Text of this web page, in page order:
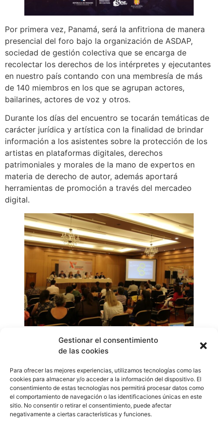
Gestionar el consentimiento
de las cookies
Para ofrecer las mejores experiencias, utilizamos tecnologías como las
cookies para almacenar y/o acceder a la información del dispositivo. El
consentimiento de estas tecnologías nos permitirá procesar datos como
el comportamiento de navegación o las identificaciones únicas en este
sitio. No consentir o retirar el consentimiento, puede afectar
negativamente a ciertas características y funciones.
Por primera vez, Panamá, será la anfitriona de manera
presencial del foro bajo la organización de ASDAP,
sociedad de gestión colectiva que se encarga de
recolectar los derechos de los intérpretes y ejecutantes
en nuestro país contando con una membresía de más
de 140 miembros en los que se agrupan actores,
bailarines, actores de voz y otros.
Durante los días del encuentro se tocarán temáticas de
carácter jurídica y artística con la finalidad de brindar
información a los asistentes sobre la protección de los
artistas en plataformas digitales, derechos
patrimoniales y morales de la mano de expertos en
materia de derecho de autor, además aportará
herramientas de promoción a través del mercadeo
digital.
La Asociación de Derechos de Intérpretes Audiovisuales
de Panamá hace un llamado a todos los creadores
del país que asistan para que formen parte de la
articulación, vinculación y profesionalización del sector
artístico y creativo.
WhatsApp
Compartir